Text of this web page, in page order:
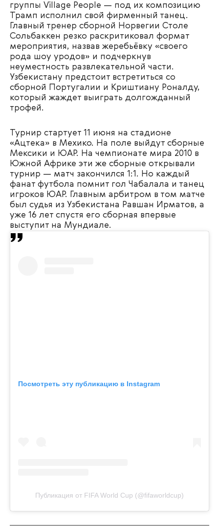
группы Village People — под их композицию
Трамп исполнил свой фирменный танец.
Главный тренер сборной Норвегии Столе
Сольбаккен резко раскритиковал формат
мероприятия, назвав жеребьёвку «своего
рода шоу уродов» и подчеркнув
неуместность развлекательной части.
Узбекистану предстоит встретиться со
сборной Португалии и Криштиану Роналду,
который жаждет выиграть долгожданный
трофей.
Турнир стартует 11 июня на стадионе
«Ацтека» в Мехико. На поле выйдут сборные
Мексики и ЮАР. На чемпионате мира 2010 в
Южной Африке эти же сборные открывали
турнир — матч закончился 1:1. Но каждый
фанат футбола помнит гол Чабалала и танец
игроков ЮАР. Главным арбитром в том матче
был судья из Узбекистана Равшан Ирматов, а
уже 16 лет спустя его сборная впервые
выступит на Мундиале.
Посмотреть эту публикацию в Instagram
Публикация от FIFA World Cup (@fifaworldcup)